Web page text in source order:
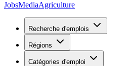
JobsMediaAgriculture
Recherche d'emplois
Régions
Catégories d'emploi